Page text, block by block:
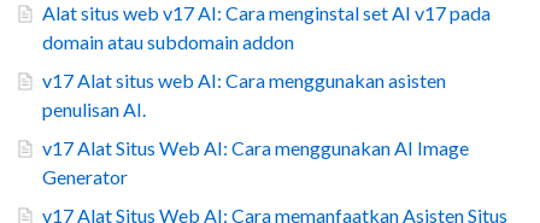
Alat situs web v17 AI: Cara menginstal set AI v17 pada
domain atau subdomain addon
v17 Alat situs web AI: Cara menggunakan asisten
penulisan AI.
v17 Alat Situs Web AI: Cara menggunakan AI Image
Generator
v17 Alat Situs Web AI: Cara memanfaatkan Asisten Situs